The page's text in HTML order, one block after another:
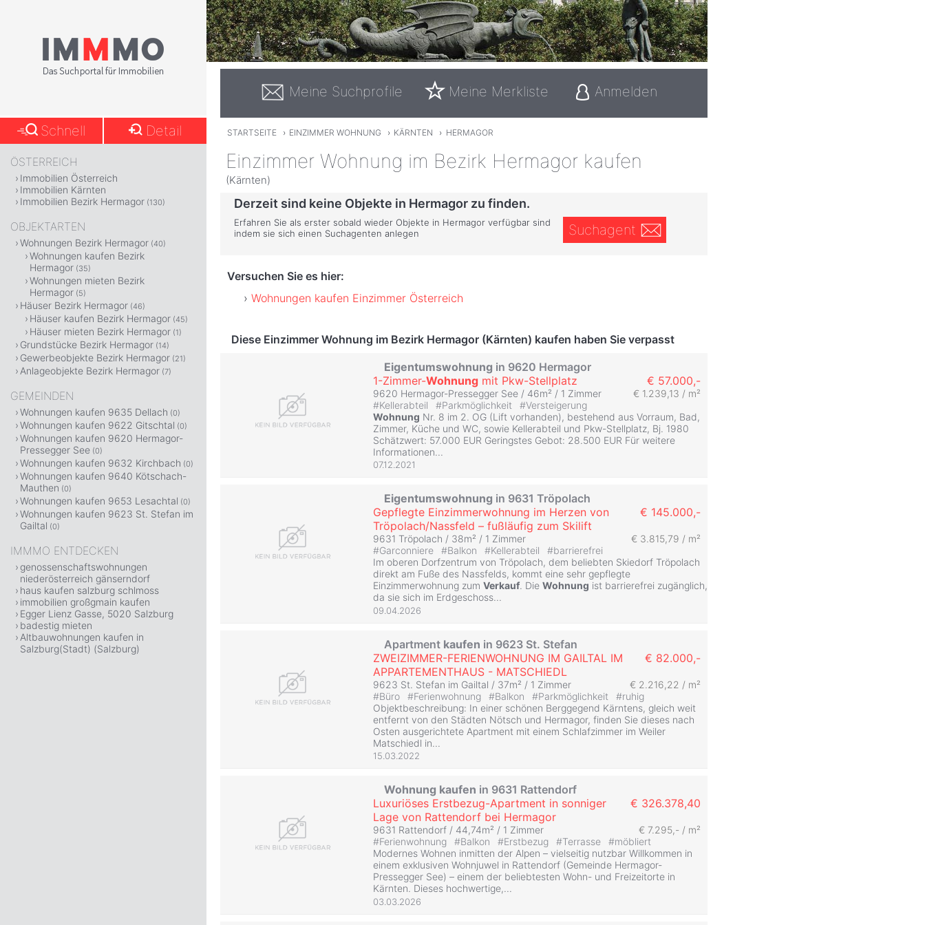
Meine Suchprofile Meine Merkliste Anmelden
STARTSEITE › EINZIMMER WOHNUNG › KÄRNTEN › HERMAGOR
Einzimmer Wohnung im Bezirk Hermagor kaufen
(Kärnten)
Derzeit sind keine Objekte in Hermagor zu finden.
Erfahren Sie als erster sobald wieder Objekte in Hermagor verfügbar sind
indem sie sich einen Suchagenten anlegen
Suchagent
Versuchen Sie es hier:
Wohnungen kaufen Einzimmer Österreich
Diese Einzimmer Wohnung im Bezirk Hermagor (Kärnten) kaufen haben Sie verpasst
Eigentumswohnung in 9620 Hermagor
1-Zimmer-Wohnung mit Pkw-Stellplatz € 57.000,-
9620 Hermagor-Pressegger See / 46m² / 1 Zimmer
€ 1.239,13 / m²
#Kellerabteil #Parkmöglichkeit #Versteigerung
Wohnung Nr. 8 im 2. OG (Lift vorhanden), bestehend aus Vorraum, Bad,
Zimmer, Küche und WC, sowie Kellerabteil und Pkw-Stellplatz, Bj. 1980
Schätzwert: 57.000 EUR Geringstes Gebot: 28.500 EUR Für weitere
Informationen...
07.12.2021
Eigentumswohnung in 9631 Tröpolach
Gepflegte Einzimmerwohnung im Herzen von
Tröpolach/Nassfeld – fußläufig zum Skilift
€ 145.000,-
9631 Tröpolach / 38m² / 1 Zimmer
€ 3.815,79 / m²
#Garconniere #Balkon #Kellerabteil #barrierefrei
Im oberen Dorfzentrum von Tröpolach, dem beliebten Skiedorf Tröpolach
direkt am Fuße des Nassfelds, kommt eine sehr gepflegte
Einzimmerwohnung zum Verkauf. Die Wohnung ist barrierefrei zugänglich,
da sie sich im Erdgeschoss...
09.04.2026
Apartment kaufen in 9623 St. Stefan
ZWEIZIMMER-FERIENWOHNUNG IM GAILTAL IM
APPARTEMENTHAUS - MATSCHIEDL
€ 82.000,-
9623 St. Stefan im Gailtal / 37m² / 1 Zimmer
€ 2.216,22 / m²
#Büro #Ferienwohnung #Balkon #Parkmöglichkeit #ruhig
Objektbeschreibung: In einer schönen Berggegend Kärntens, gleich weit
entfernt von den Städten Nötsch und Hermagor, finden Sie dieses nach
Osten ausgerichtete Apartment mit einem Schlafzimmer im Weiler
Matschiedl in...
15.03.2022
Wohnung kaufen in 9631 Rattendorf
Luxuriöses Erstbezug-Apartment in sonniger
Lage von Rattendorf bei Hermagor
€ 326.378,40
9631 Rattendorf / 44,74m² / 1 Zimmer
€ 7.295,- / m²
#Ferienwohnung #Balkon #Erstbezug #Terrasse #möbliert
Modernes Wohnen inmitten der Alpen – vielseitig nutzbar Willkommen in
einem exklusiven Wohnjuwel in Rattendorf (Gemeinde Hermagor-
Pressegger See) – einem der beliebtesten Wohn- und Freizeitorte in
Kärnten. Dieses hochwertige,...
03.03.2026
Schnell Detail
ÖSTERREICH
Immobilien Österreich
Immobilien Kärnten
Immobilien Bezirk Hermagor (130)
OBJEKTARTEN
Wohnungen Bezirk Hermagor (40)
Wohnungen kaufen Bezirk
Hermagor (35)
Wohnungen mieten Bezirk
Hermagor (5)
Häuser Bezirk Hermagor (46)
Häuser kaufen Bezirk Hermagor (45)
Häuser mieten Bezirk Hermagor (1)
Grundstücke Bezirk Hermagor (14)
Gewerbeobjekte Bezirk Hermagor (21)
Anlageobjekte Bezirk Hermagor (7)
GEMEINDEN
Wohnungen kaufen 9635 Dellach (0)
Wohnungen kaufen 9622 Gitschtal (0)
Wohnungen kaufen 9620 Hermagor-
Pressegger See (0)
Wohnungen kaufen 9632 Kirchbach (0)
Wohnungen kaufen 9640 Kötschach-
Mauthen (0)
Wohnungen kaufen 9653 Lesachtal (0)
Wohnungen kaufen 9623 St. Stefan im
Gailtal (0)
IMMMO ENTDECKEN
genossenschaftswohnungen
niederösterreich gänserndorf
haus kaufen salzburg schlmoss
immobilien großgmain kaufen
Egger Lienz Gasse, 5020 Salzburg
badestig mieten
Altbauwohnungen kaufen in
Salzburg(Stadt) (Salzburg)